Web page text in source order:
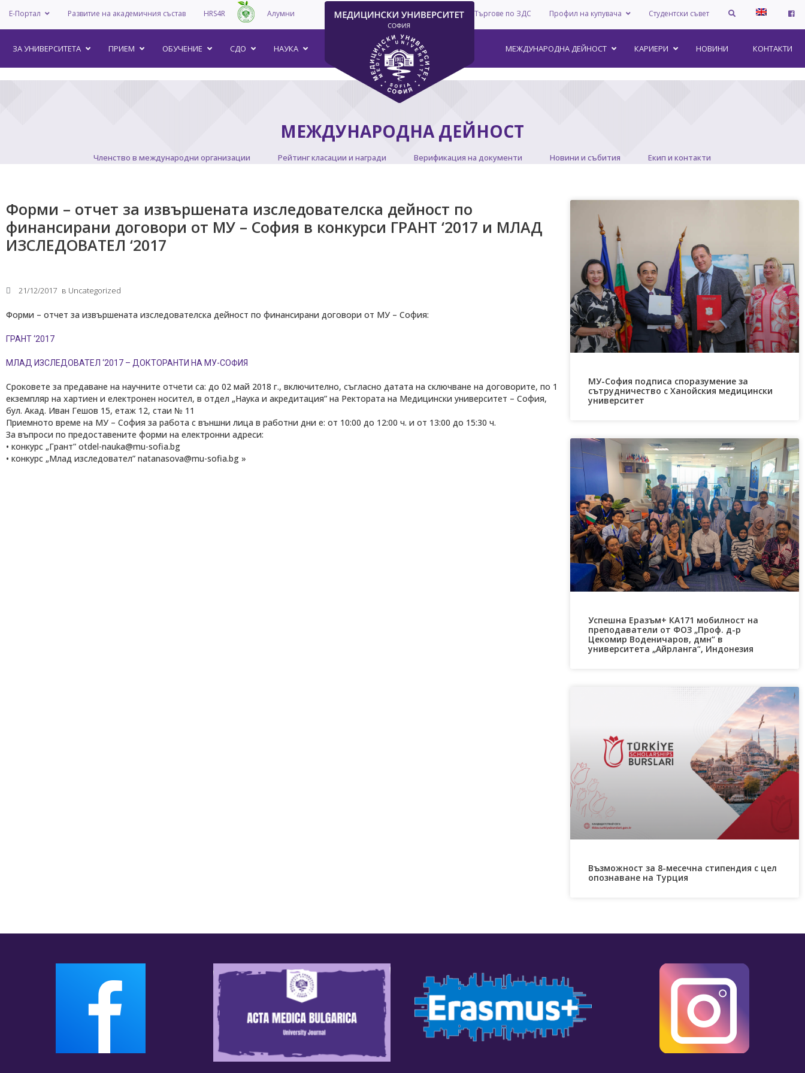
Е-Портал Развитие на академичния състав HRS4R Алумни Студентски съвет
Профил на купувача
Търгове по ЗДС
ЗА УНИВEРСИТЕТА
Медицински факултет
Факултет по дентална медицина
Фармацевтичен факултет
Факултет по обществено здраве
Филиал „Проф. д-р Ив. Митев” –
Враца
Медицински колеж – София
Научно-изследователски институт
ДЕОС
СОССБОС
техническа
ПРИЕМ ОБУЧЕНИЕ СДО НАУКА КОНТАКТИ
НОВИНИ
КАРИЕРИ
МЕЖДУНАРОДНА ДЕЙНОСТ
МЕЖДУНАРОДНА ДЕЙНОСТ
Членство в международни организации Рейтинг класации и награди Верификация на документи Новини и събития Екип и контакти
Форми – отчет за извършената изследователска дейност по
финансирани договори от МУ – София в конкурси ГРАНТ ‘2017 и МЛАД
ИЗСЛЕДОВАТЕЛ ‘2017
21/12/2017 в Uncategorized
Форми – отчет за извършената изследователска дейност по финансирани договори от МУ – София:
ГРАНТ ‘2017
МЛАД ИЗСЛЕДОВАТЕЛ ‘2017 – ДОКТОРАНТИ НА МУ-СОФИЯ
Сроковете за предаване на научните отчети са: до 02 май 2018 г., включително, съгласно датата на сключване на договорите, по 1
екземпляр на хартиен и електронен носител, в отдел „Наука и акредитация” на Ректората на Медицински университет – София,
бул. Акад. Иван Гешов 15, етаж 12, стаи № 11
Приемното време на МУ – София за работа с външни лица в работни дни е: от 10:00 до 12:00 ч. и от 13:00 до 15:30 ч.
За въпроси по предоставените форми на електронни адреси:
• конкурс „Грант” otdel-nauka@mu-sofia.bg
• конкурс „Млад изследовател” natanasova@mu-sofia.bg »
МУ-София подписа споразумение за
сътрудничество с Ханойския медицински
университет
Успешна Еразъм+ КА171 мобилност на
преподаватели от ФОЗ „Проф. д-р
Цекомир Воденичаров, дмн“ в
университета „Айрланга“, Индонезия
Възможност за 8-месечна стипендия с цел
опознаване на Турция